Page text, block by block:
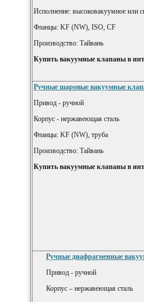
Исполнение: высоковакуумное или
Фланцы: KF (NW), ISO, CF
Производство: Тайвань
Купить вакуумные клапаны в
Ручные шаровые вакуумные
Привод - ручной
Корпус - нержавеющая сталь
Фланцы: KF (NW), труба
Производство: Тайвань
Купить вакуумные клапаны в
Ручные диафрагменные
Привод - ручной
Корпус – нержавеющая сталь